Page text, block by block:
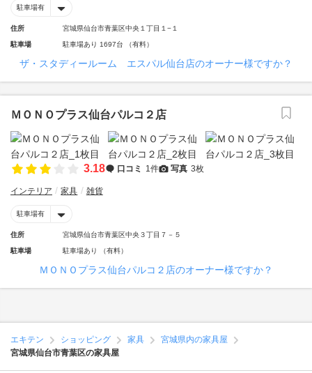
駐車場有
住所 宮城県仙台市青葉区中央１丁目１−１
駐車場 駐車場あり 1697台 （有料）
ザ・スタディールーム エスパル仙台店のオーナー様ですか？
ＭＯＮＯプラス仙台パルコ２店
3.18 口コミ 1件 写真 3枚
インテリア 家具 雑貨
駐車場有
住所 宮城県仙台市青葉区中央３丁目７－５
駐車場 駐車場あり （有料）
ＭＯＮＯプラス仙台パルコ２店のオーナー様ですか？
エキテン ショッピング 家具
宮城県内の家具屋
宮城県仙台市青葉区の家具屋